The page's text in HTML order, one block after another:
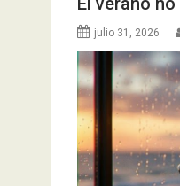
julio 31, 2026